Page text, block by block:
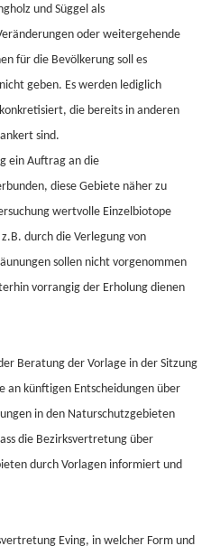
und Süggel als
oder weitergehende
für die Bevölkerung soll es
geben. Es werden lediglich
die bereits in anderen
sind.
ein Auftrag an die
diese Gebiete näher zu
wertvolle Einzelbiotope
durch die Verlegung von
sollen nicht vorgenommen
vorrangig der Erholung dienen
Beratung der Vorlage in der Sitzung
an künftigen Entscheidungen über
in den Naturschutzgebieten
die Bezirksvertretung über
durch Vorlagen informiert und
Eving, in welcher Form und